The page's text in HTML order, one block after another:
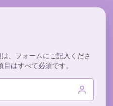
、フォームにご記入くださ
はすべて必須です。